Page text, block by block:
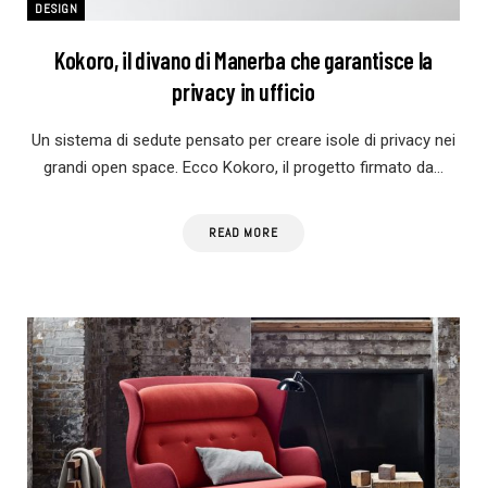
DESIGN
Kokoro, il divano di Manerba che garantisce la
privacy in ufficio
Un sistema di sedute pensato per creare isole di privacy nei
grandi open space. Ecco Kokoro, il progetto firmato da…
READ MORE